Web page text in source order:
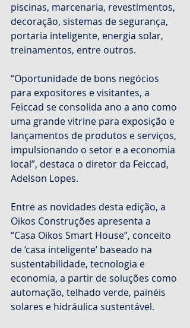
piscinas, marcenaria, revestimentos,
decoração, sistemas de segurança,
portaria inteligente, energia solar,
treinamentos, entre outros.
“Oportunidade de bons negócios
para expositores e visitantes, a
Feiccad se consolida ano a ano como
uma grande vitrine para exposição e
lançamentos de produtos e serviços,
impulsionando o setor e a economia
local”, destaca o diretor da Feiccad,
Adelson Lopes.
Entre as novidades desta edição, a
Oikos Construções apresenta a
“Casa Oikos Smart House”, conceito
de ‘casa inteligente’ baseado na
sustentabilidade, tecnologia e
economia, a partir de soluções como
automação, telhado verde, painéis
solares e hidráulica sustentável.